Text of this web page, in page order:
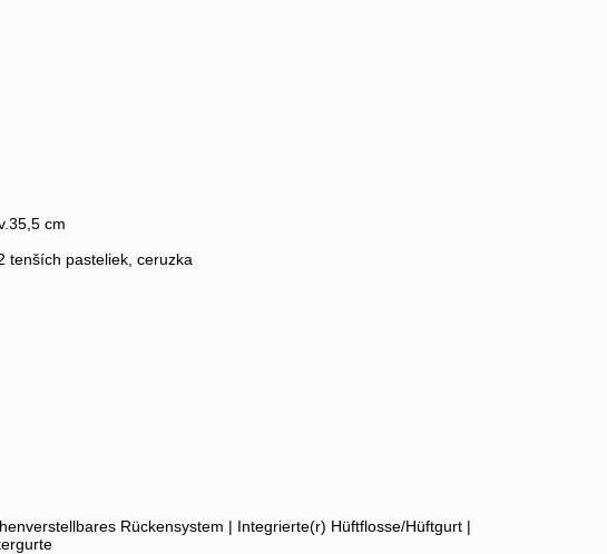
cm
tenších pasteliek, ceruzka
Rückensystem | Integrierte(r) Hüftflosse/Hüftgurt |